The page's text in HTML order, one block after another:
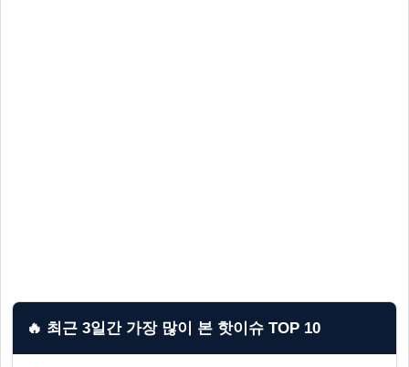
🔥 최근 3일간 가장 많이 본 핫이슈 TOP 10